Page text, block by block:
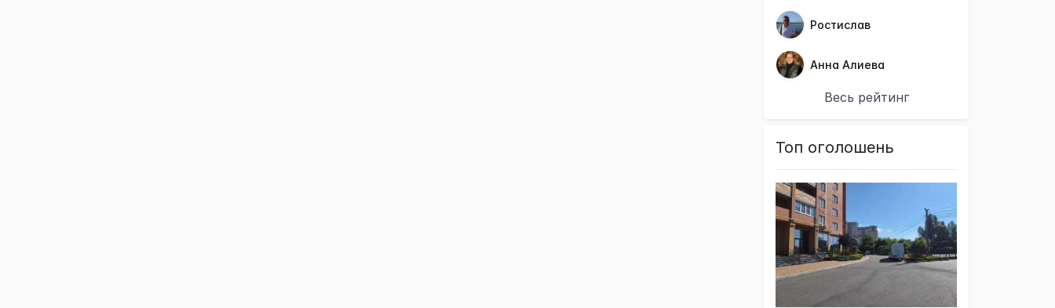
Ростислав
Анна Алиева
Весь рейтинг
Топ оголошень